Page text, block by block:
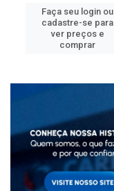
Faça seu login ou
cadastre-se para
ver preços e
comprar